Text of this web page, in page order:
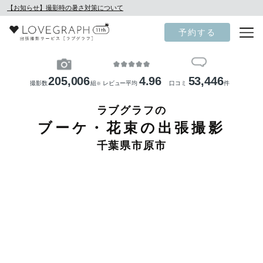
【お知らせ】撮影時の暑さ対策について
予約する
撮影数205,006組 ※ レビュー平均 4.96 口コミ 53,446件
ラブグラフの
ブーケ・花束の出張撮影
千葉県市原市